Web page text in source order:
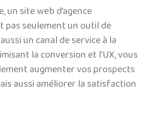
un site web d’agence
pas seulement un outil de
un canal de service à la
la conversion et l’UX, vous
augmenter vos prospects
aussi améliorer la satisfaction